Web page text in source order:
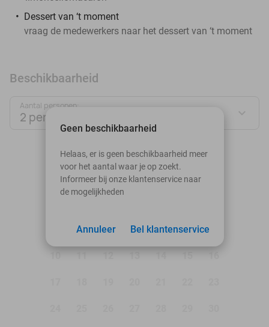
Dessert van ‘t moment
vraag de medewerkers naar het dessert van ‘t moment
Beschikbaarheid
Aantal personen:
2 personen
augustus 2026
Ma
Di Wo Do Vr
4 5 6 7 8
Geen beschikbaarheid
Helaas, er is geen beschikbaarheid meer
voor het aantal waar je op zoekt.
Informeer bij onze klantenservice naar
de mogelijkheden
Bel klantenservice
Annuleer